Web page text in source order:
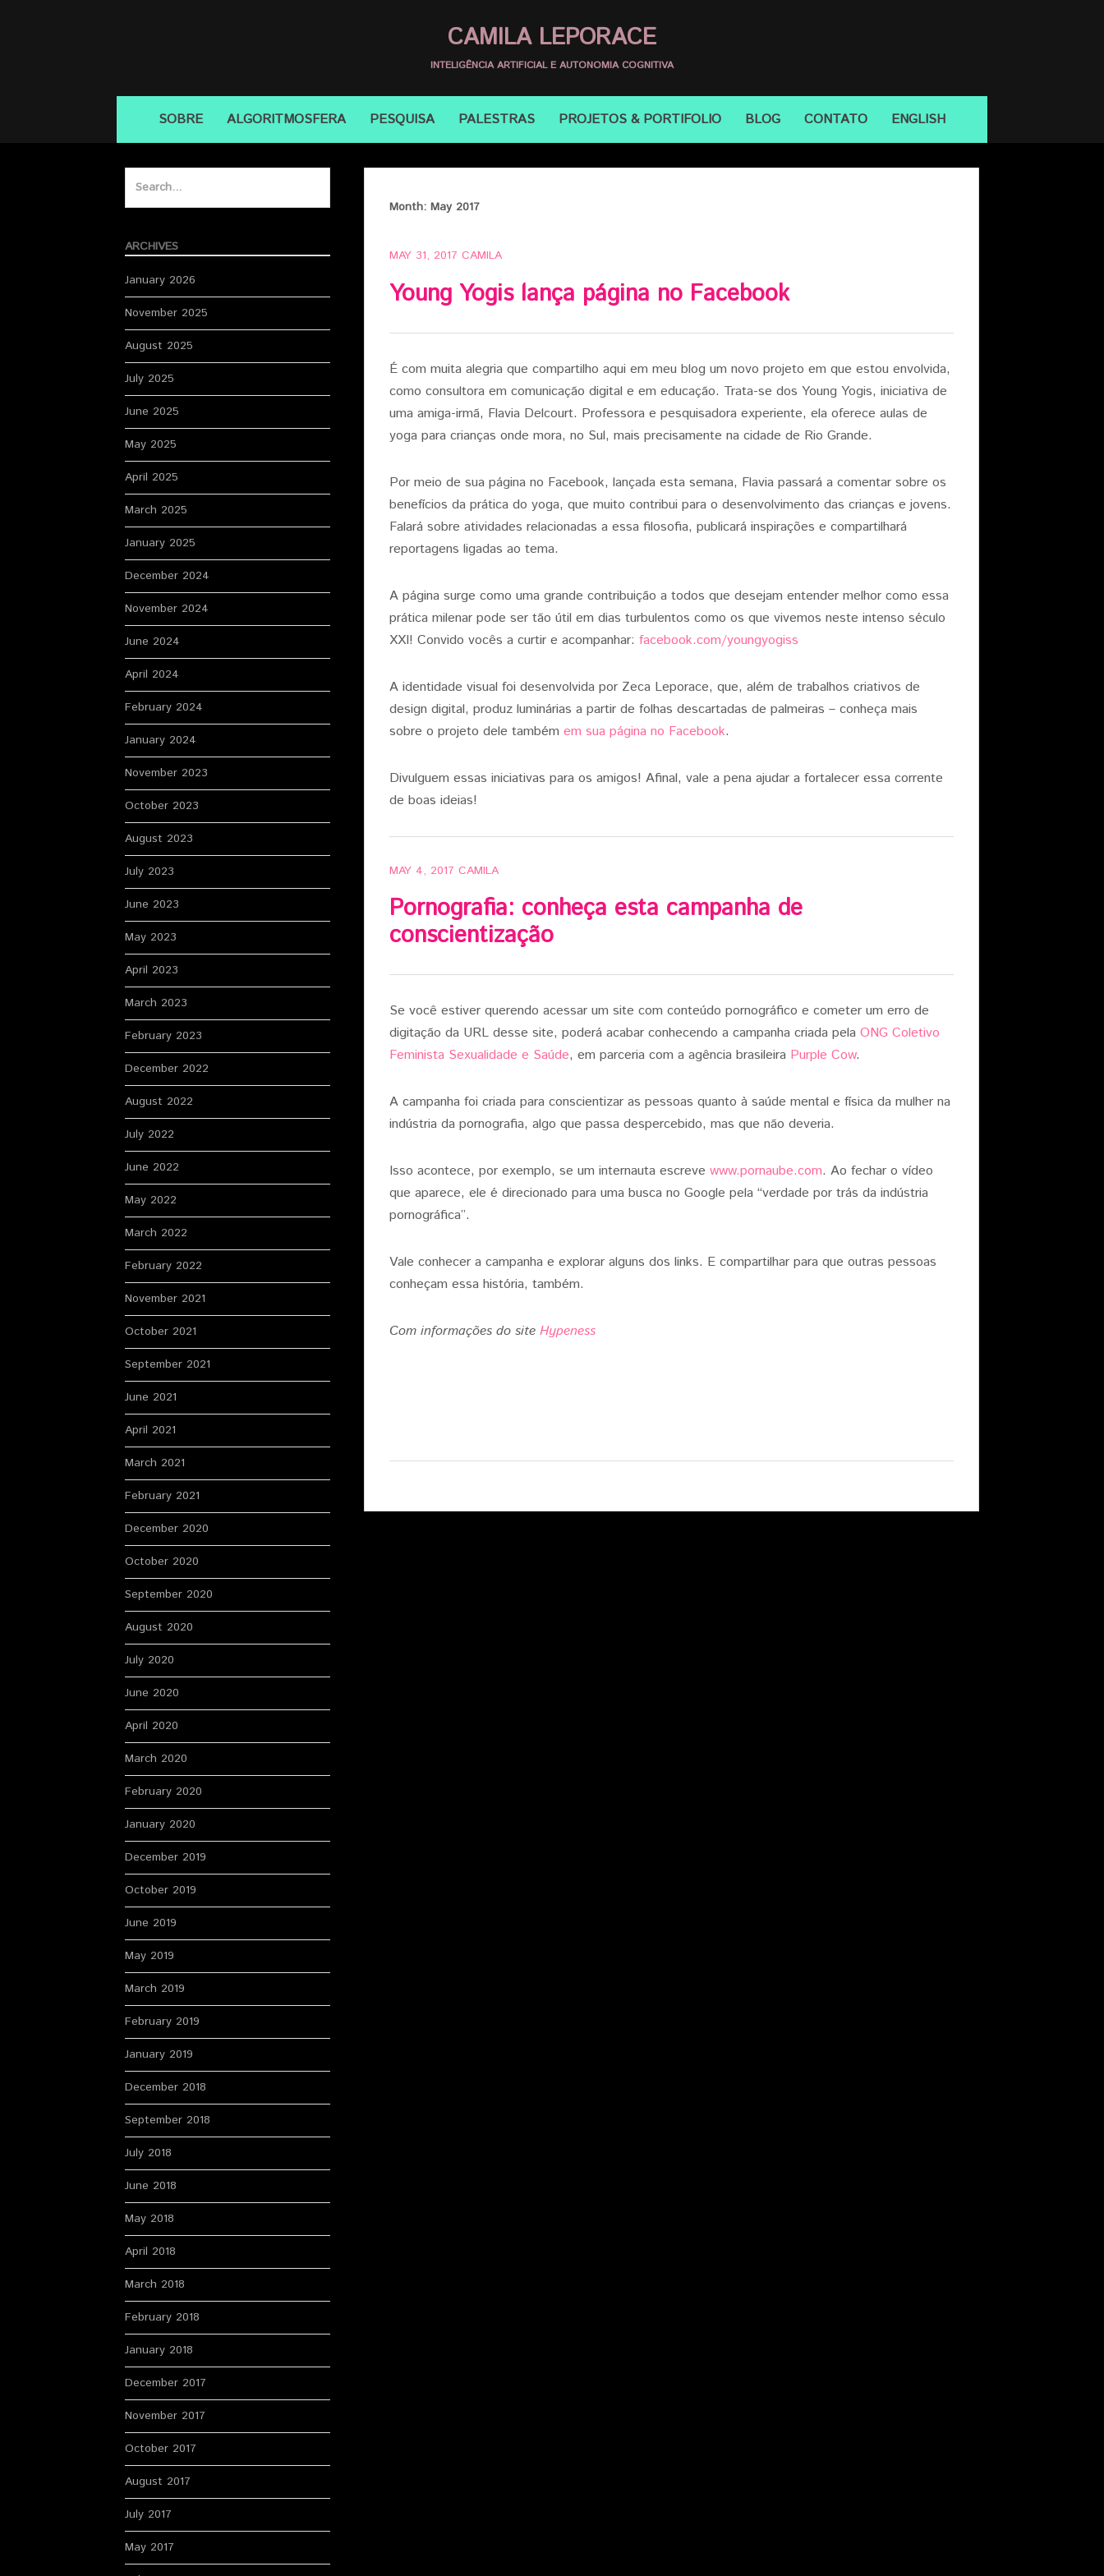
CAMILA LEPORACE
INTELIGÊNCIA ARTIFICIAL E AUTONOMIA COGNITIVA
SOBRE ALGORITMOSFERA PESQUISA PALESTRAS PROJETOS & PORTIFOLIO BLOG CONTATO ENGLISH
Month:May 2017
MAY 31, 2017 CAMILA
Young Yogis lança página no Facebook
É com muita alegria que compartilho aqui em meu blog um novo projeto em que estou envolvida,
como consultora em comunicação digital e em educação. Trata-se dos Young Yogis, iniciativa de
uma amiga-irmã, Flavia Delcourt. Professora e pesquisadora experiente, ela oferece aulas de
yoga para crianças onde mora, no Sul, mais precisamente na cidade de Rio Grande.
Por meio de sua página no Facebook, lançada esta semana, Flavia passará a comentar sobre os
benefícios da prática do yoga, que muito contribui para o desenvolvimento das crianças e jovens.
Falará sobre atividades relacionadas a essa filosofia, publicará inspirações e compartilhará
reportagens ligadas ao tema.
A página surge como uma grande contribuição a todos que desejam entender melhor como essa
prática milenar pode ser tão útil em dias turbulentos como os que vivemos neste intenso século
XXI! Convido vocês a curtir e acompanhar:facebook.com/youngyogiss
A identidade visual foi desenvolvida por Zeca Leporace, que, além de trabalhos criativos de
design digital, produz luminárias a partir de folhas descartadas de palmeiras – conheça mais
sobre o projeto dele tambémem sua página no Facebook.
Divulguem essas iniciativas para os amigos! Afinal, vale a pena ajudar a fortalecer essa corrente
de boas ideias!
MAY 4, 2017 CAMILA
Pornografia: conheça esta campanha de
conscientização
Se você estiver querendo acessar um site com conteúdo pornográfico e cometer um erro de
digitação da URL desse site, poderá acabar conhecendo a campanha criada pelaONG Coletivo
Feminista Sexualidade e Saúde, em parceria com a agência brasileira Purple Cow.
A campanha foi criada para conscientizar as pessoas quanto à saúde mental e física da mulher na
indústria da pornografia, algo que passa despercebido, mas que não deveria.
Isso acontece, por exemplo, se um internauta escrevewww.pornaube.com. Ao fechar o vídeo
que aparece, ele é direcionado para uma busca no Google pela “verdade por trás da indústria
pornográfica”.
Vale conhecer a campanha e explorar alguns dos links. E compartilhar para que outras pessoas
conheçam essa história, também.
Com informações do siteHypeness
Search
ARCHIVES
January 2026
November 2025
August 2025
July 2025
June 2025
May 2025
April 2025
March 2025
January 2025
December 2024
November 2024
June 2024
April 2024
February 2024
January 2024
November 2023
October 2023
August 2023
July 2023
June 2023
May 2023
April 2023
March 2023
February 2023
December 2022
August 2022
July 2022
June 2022
May 2022
March 2022
February 2022
November 2021
October 2021
September 2021
June 2021
April 2021
March 2021
February 2021
December 2020
October 2020
September 2020
August 2020
July 2020
June 2020
April 2020
March 2020
February 2020
January 2020
December 2019
October 2019
June 2019
May 2019
March 2019
February 2019
January 2019
December 2018
September 2018
July 2018
June 2018
May 2018
April 2018
March 2018
February 2018
January 2018
December 2017
November 2017
October 2017
August 2017
July 2017
May 2017